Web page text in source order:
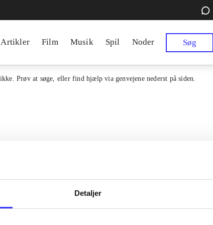
Detaljer
Artikler Film Musik Spil Noder Søg
Prøv at søge, eller find hjælp via genvejene nederst på siden.
til alle danske
Kontakt os